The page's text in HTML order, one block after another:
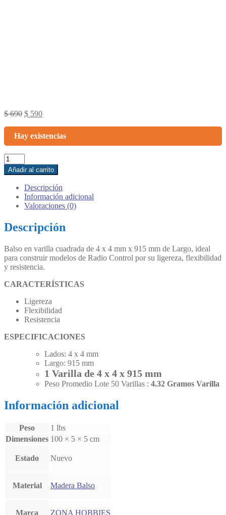
$690 Original
$ 690.
$ 590Current
$ 590.
Hay existencias
Balso
en
varilla
cuadrada
4
x
mm
Largo
cantidad
Añadir al carrito
Descripción
Información adicional
Valoraciones (0)
Descripción
Balso en varilla cuadrada de 4 x 4 mm x 915 mm de Largo, ideal
para construir modelos de Radio Control por su ligereza, flexibilidad
y resistencia.
CARACTERÍSTICAS
Ligereza
Flexibilidad
Resistencia
ESPECIFICACIONES
Lados: 4 x 4 mm
Largo: 915 mm
1 Varilla de 4 x 4 x 915 mm
Peso Promedio Lote 50 Varillas : 4.32 Gramos Varilla
Información adicional
Peso
1 lbs
Dimensiones 100 × 5 × 5 cm
Estado Nuevo
Material Madera Balso
Marca ZONA HOBBIES